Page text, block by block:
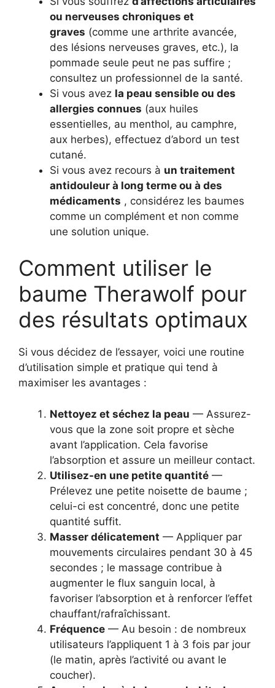
ou nerveuses chroniques et
graves (comme une arthrite avancée,
des lésions nerveuses graves, etc.), la
pommade seule peut ne pas suffire ;
consultez un professionnel de la santé.
Si vous avez la peau sensible ou des
allergies connues (aux huiles
essentielles, au menthol, au camphre,
aux herbes), effectuez d’abord un test
cutané.
Si vous avez recours à un traitement
antidouleur à long terme ou à des
médicaments , considérez les baumes
comme un complément et non comme
une solution unique.
Comment utiliser le
baume Therawolf pour
des résultats optimaux
Si vous décidez de l’essayer, voici une routine
d’utilisation simple et pratique qui tend à
maximiser les avantages :
Nettoyez et séchez la peau — Assurez-
vous que la zone soit propre et sèche
avant l’application. Cela favorise
l’absorption et assure un meilleur contact.
Utilisez-en une petite quantité —
Prélevez une petite noisette de baume ;
celui-ci est concentré, donc une petite
quantité suffit.
Masser délicatement — Appliquer par
mouvements circulaires pendant 30 à 45
secondes ; le massage contribue à
augmenter le flux sanguin local, à
favoriser l’absorption et à renforcer l’effet
chauffant/rafraîchissant.
Fréquence — Au besoin : de nombreux
utilisateurs l’appliquent 1 à 3 fois par jour
(le matin, après l’activité ou avant le
coucher).